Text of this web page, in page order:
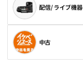
配信/ライブ機器
中古